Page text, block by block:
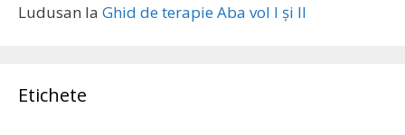
Ludusan la Ghid de terapie Aba vol I și II
Etichete